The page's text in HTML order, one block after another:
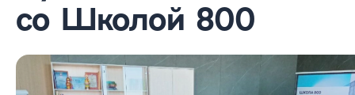
со Школой 800